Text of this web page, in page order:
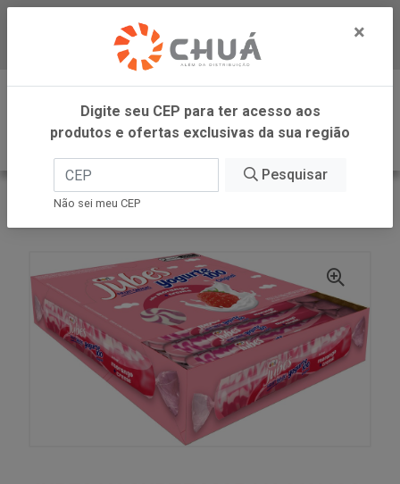
Baixe já nosso APP
0
INÍCIO
DORI - ATACADO
×
Digite seu CEP para ter acesso aos
produtos e ofertas exclusivas da sua região
Pesquisar
Não sei meu CEP